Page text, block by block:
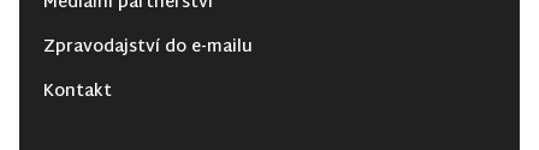
Zpravodajství do e-mailu
Kontakt